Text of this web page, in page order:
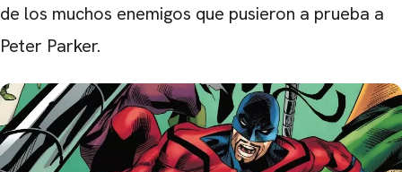
de los muchos enemigos que pusieron a prueba a
Peter Parker.